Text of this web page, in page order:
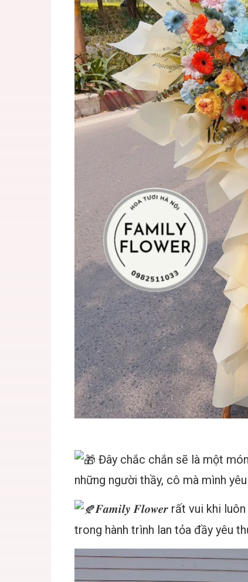
Đây chắc chắn sẽ là một
những người thầy, cô mà mình
𝑭𝒂𝒎𝒊𝒍𝒚 𝑭𝒍𝒐𝒘𝒆𝒓 rất vui khi
trong hành trình lan tỏa đầy yêu